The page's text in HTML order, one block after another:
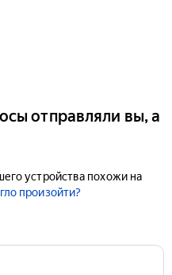
отправляли вы, а
устройства похожи на
произойти?